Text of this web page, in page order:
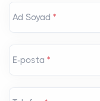
Ad Soyad *
E-posta *